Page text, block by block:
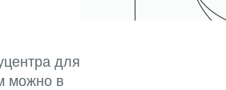
для
можно в